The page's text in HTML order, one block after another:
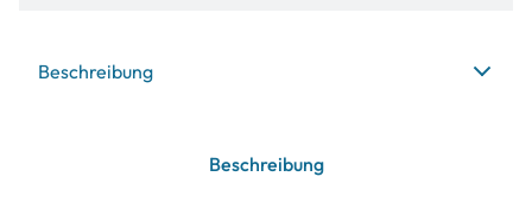
Beschreibung
Beschreibung